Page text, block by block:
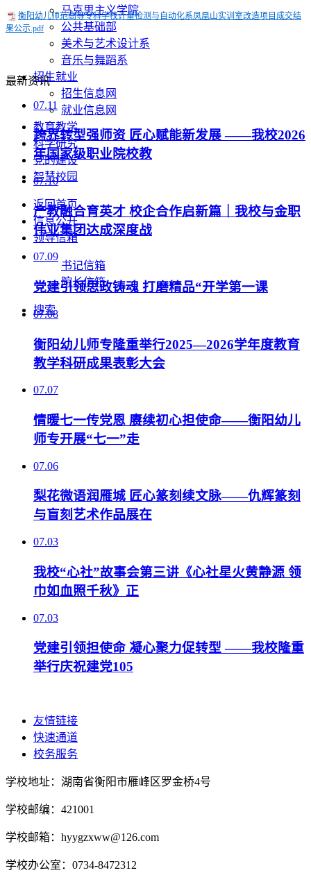
马克思主义学院
公共基础部
美术与艺术设计系
音乐与舞蹈系
招生就业
招生信息网
就业信息网
教育教学
科学研究
党的建设
智慧校园
返回首页
信息公开
领导信箱
书记信箱
院长信箱
搜索
衡阳幼儿师范高等专科学校计量检测与自动化系凤凰山实训室改造项目成交结
果公示.pdf
最新资讯
07.11
跨界转型强师资 匠心赋能新发展 ——我校2026
年国家级职业院校教
07.10
产教融合育英才 校企合作启新篇｜我校与金职
伟业集团达成深度战
07.09
党建引领思政铸魂 打磨精品“开学第一课
07.08
衡阳幼儿师专隆重举行2025—2026学年度教育
教学科研成果表彰大会
07.07
情暖七一传党恩 赓续初心担使命——衡阳幼儿
师专开展“七一”走
07.06
梨花微语润雁城 匠心篆刻续文脉——仇辉篆刻
与盲刻艺术作品展在
07.03
我校“心社”故事会第三讲《心社星火黄静源 领
巾如血照千秋》正
07.03
党建引领担使命 凝心聚力促转型 ——我校隆重
举行庆祝建党105
友情链接
快速通道
校务服务
学校地址：湖南省衡阳市雁峰区罗金桥4号
学校邮编：421001
学校邮箱：hyygzxww@126.com
学校办公室：0734-8472312